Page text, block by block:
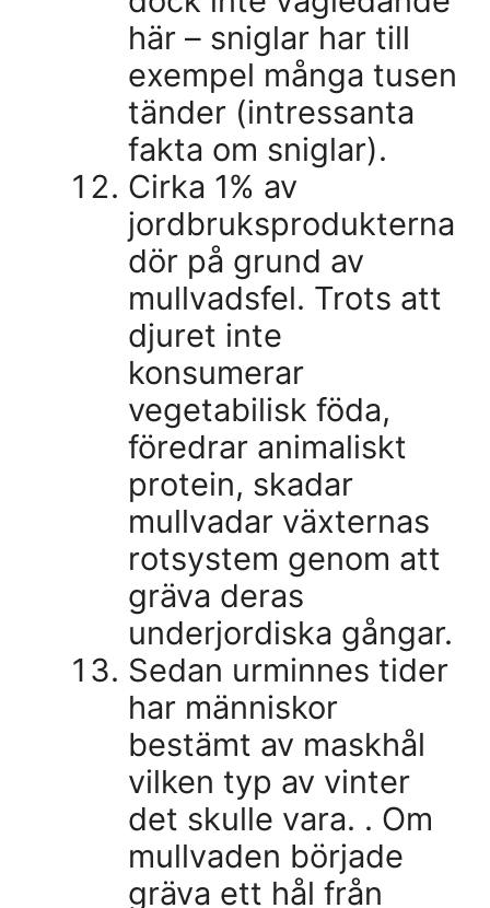
här – sniglar har till
exempel många tusen
tänder (intressanta
fakta om sniglar).
Cirka 1% av
jordbruksprodukterna
dör på grund av
mullvadsfel. Trots att
djuret inte
konsumerar
vegetabilisk föda,
föredrar animaliskt
protein, skadar
mullvadar växternas
rotsystem genom att
gräva deras
underjordiska gångar.
Sedan urminnes tider
har människor
bestämt av maskhål
vilken typ av vinter
det skulle vara. . Om
mullvaden började
gräva ett hål från